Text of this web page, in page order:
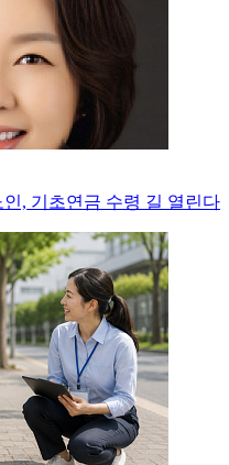
, 기초연금 수령 길 열린다